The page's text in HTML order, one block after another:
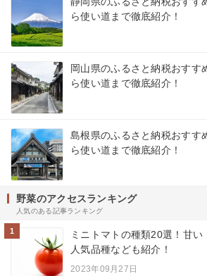
ら使い道まで徹底紹介！
岡山県のふるさと納税おすす
ら使い道まで徹底紹介！
島根県のふるさと納税おすす
ら使い道まで徹底紹介！
野菜のアクセスランキング
人気のある記事ランキング
1
ミニトマトの種類20選！甘
人気品種なども紹介！
2023年09月27日